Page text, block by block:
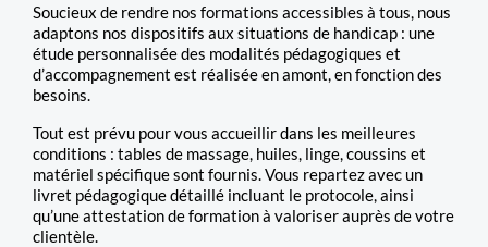
Soucieux de rendre nos formations accessibles à tous, nous
adaptons nos dispositifs aux situations de handicap : une
étude personnalisée des modalités pédagogiques et
d’accompagnement est réalisée en amont, en fonction des
besoins.
Tout est prévu pour vous accueillir dans les meilleures
conditions : tables de massage, huiles, linge, coussins et
matériel spécifique sont fournis. Vous repartez avec un
livret pédagogique détaillé incluant le protocole, ainsi
qu’une attestation de formation à valoriser auprès de votre
clientèle.